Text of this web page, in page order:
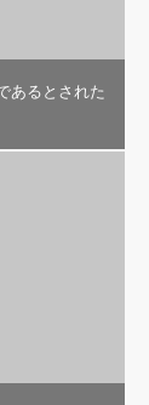
あるとされた